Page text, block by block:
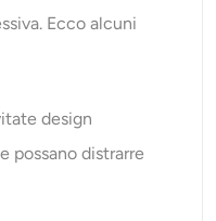
Ecco alcuni
design
possano distrarre